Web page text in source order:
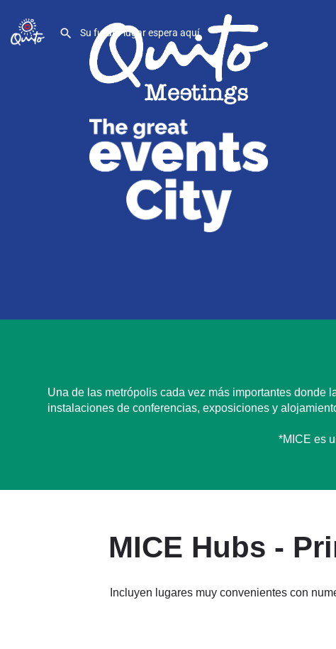
Una de las metrópolis cada vez más importantes donde
instalaciones de conferencias, exposiciones y
*MICE es
MICE Hubs -
Incluyen lugares muy convenientes con